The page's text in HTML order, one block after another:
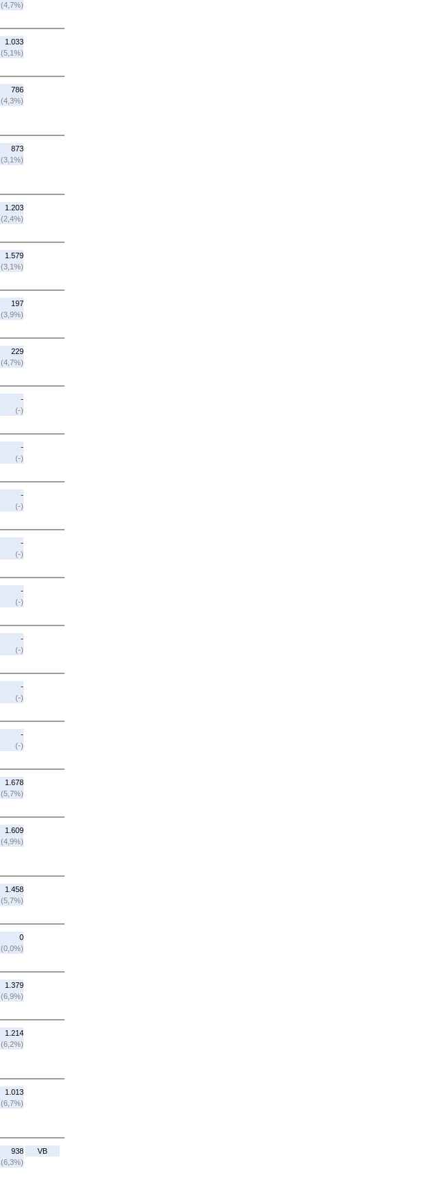
(4,7%)
1.033
(5,1%)
786
(4,3%)
873
(3,1%)
1.203
(2,4%)
1.579
(3,1%)
197
(3,9%)
229
(4,7%)
-
(-)
-
(-)
-
(-)
-
(-)
-
(-)
-
(-)
-
(-)
-
(-)
1.678
(5,7%)
1.609
(4,9%)
1.458
(5,7%)
0
(0,0%)
1.379
(6,9%)
1.214
(6,2%)
1.013
(6,7%)
938
(6,3%)
VB